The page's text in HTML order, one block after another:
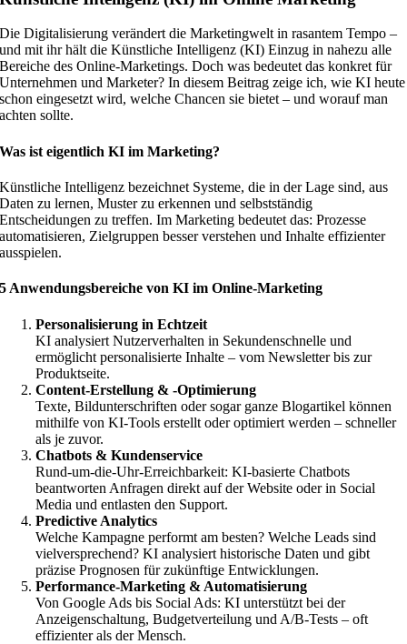
Die Digitalisierung verändert die Marketingwelt in rasantem Tempo –
und mit ihr hält die Künstliche Intelligenz (KI) Einzug in nahezu alle
Bereiche des Online-Marketings. Doch was bedeutet das konkret für
Unternehmen und Marketer? In diesem Beitrag zeige ich, wie KI heute
schon eingesetzt wird, welche Chancen sie bietet – und worauf man
achten sollte.
Was ist eigentlich KI im Marketing?
Künstliche Intelligenz bezeichnet Systeme, die in der Lage sind, aus
Daten zu lernen, Muster zu erkennen und selbstständig
Entscheidungen zu treffen. Im Marketing bedeutet das: Prozesse
automatisieren, Zielgruppen besser verstehen und Inhalte effizienter
ausspielen.
5 Anwendungsbereiche von KI im Online-Marketing
Personalisierung in Echtzeit
KI analysiert Nutzerverhalten in Sekundenschnelle und
ermöglicht personalisierte Inhalte – vom Newsletter bis zur
Produktseite.
Content-Erstellung & -Optimierung
Texte, Bildunterschriften oder sogar ganze Blogartikel können
mithilfe von KI-Tools erstellt oder optimiert werden – schneller
als je zuvor.
Chatbots & Kundenservice
Rund-um-die-Uhr-Erreichbarkeit: KI-basierte Chatbots
beantworten Anfragen direkt auf der Website oder in Social
Media und entlasten den Support.
Predictive Analytics
Welche Kampagne performt am besten? Welche Leads sind
vielversprechend? KI analysiert historische Daten und gibt
präzise Prognosen für zukünftige Entwicklungen.
Performance-Marketing & Automatisierung
Von Google Ads bis Social Ads: KI unterstützt bei der
Anzeigenschaltung, Budgetverteilung und A/B-Tests – oft
effizienter als der Mensch.